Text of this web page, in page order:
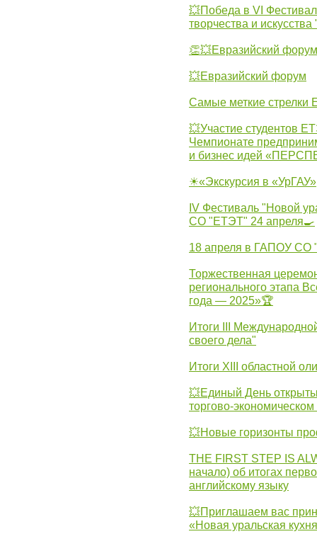
💥Победа в VI
творчества и
👏💥Евразийский форум
💥Евразийский форум
Самые меткие стрелки
💥Участие студентов
Чемпионате
и бизнес идей
☀«Экскурсия в «УрГАУ»
IV Фестиваль "Новой
СО "ЕТЭТ" 24 апреля🍳
18 апреля в ГАПОУ СО
Торжественная
регионального этапа
года — 2025»🏆
Итоги III
своего дела"
Итоги XIII областной
💥Единый День
торгово-
💥Новые горизонты
THE FIRST STEP IS
начало) об итогах
английскому языку
💥Приглашаем вас
«Новая уральская